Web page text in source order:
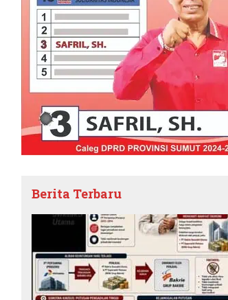
Berita Terbaru